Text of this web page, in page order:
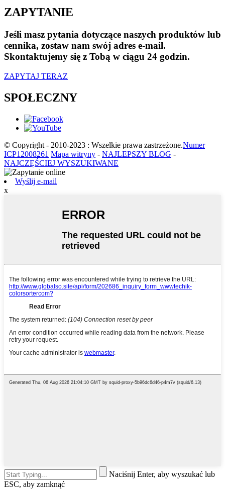
ZAPYTANIE
Jeśli masz pytania dotyczące naszych produktów lub
cennika, zostaw nam swój adres e-mail.
Skontaktujemy się z Tobą w ciągu 24 godzin.
ZAPYTAJ TERAZ
SPOŁECZNY
© Copyright - 2010-2023 : Wszelkie prawa zastrzeżone.Numer
ICP12008261 Mapa witryny - NAJLEPSZY BLOG -
NAJCZĘŚCIEJ WYSZUKIWANE
Wyślij e-mail
x
Naciśnij Enter, aby wyszukać lub
ESC, aby zamknąć